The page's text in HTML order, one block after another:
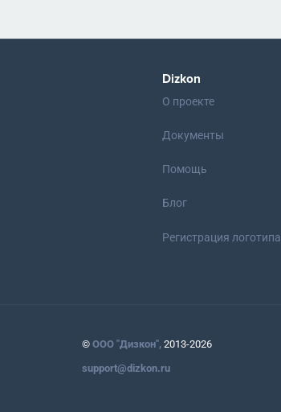
Dizkon
О проекте
Документы
Помощь
Блог
Регистрация логотипа
© ООО "Дизкон", 2013-2026
support@dizkon.ru